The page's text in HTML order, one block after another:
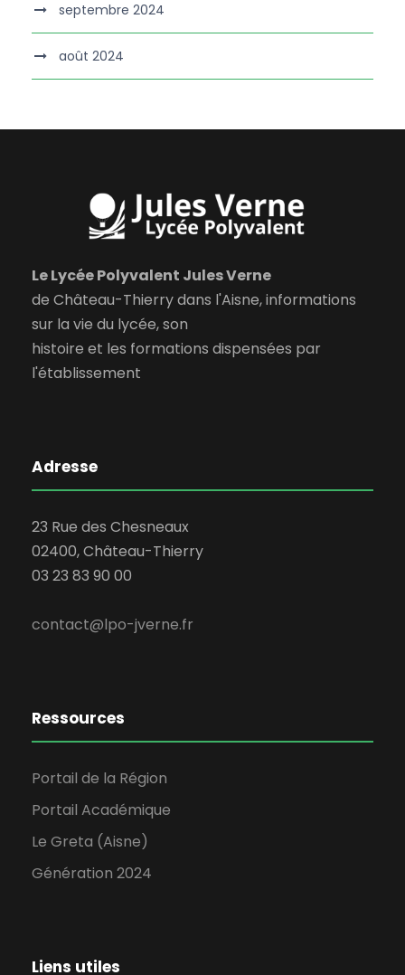
septembre 2024
août 2024
Le Lycée Polyvalent Jules Verne
de Château-Thierry dans l'Aisne, informations
sur la vie du lycée, son
histoire et les formations dispensées par
l'établissement
Adresse
23 Rue des Chesneaux
02400, Château-Thierry
03 23 83 90 00
contact@lpo-jverne.fr
Ressources
Portail de la Région
Portail Académique
Le Greta (Aisne)
Génération 2024
Liens utiles